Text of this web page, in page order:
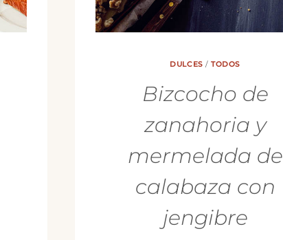
DULCES /TODOS
Bizcocho de
zanahoria y
mermelada de
calabaza con
jengibre